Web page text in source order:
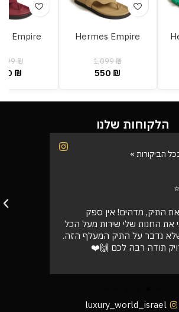
Hermes Empire
1,099₪
550 ₪
Empire
₪
₪
הלקוחות שלנו
הביקורות »
התיק, מדהים! אין ספק
את החנות שלי שירות מעל הכל
נדבר על התיק המעלף הזה.
תודה רבה לכם 🙌❤️
luxury_world_israel